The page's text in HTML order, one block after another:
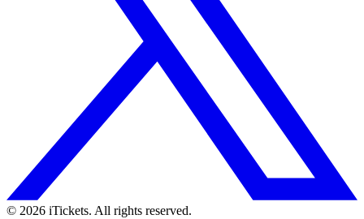
© 2026 iTickets. All rights reserved.